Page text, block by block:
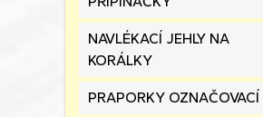
NAVLÉKACÍ JEHLY NA
KORÁLKY
PRAPORKY OZNAČOVACÍ